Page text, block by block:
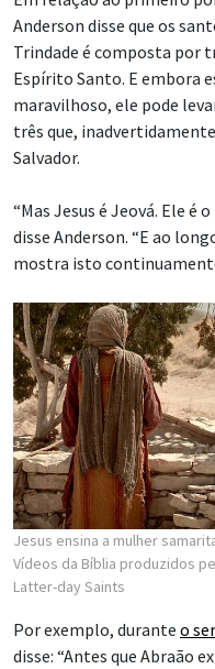
Anderson disse que os
Trindade é composta por
Espírito Santo. E embora
maravilhoso, ele pode
três que,
Salvador.
“Mas Jesus é Jeová. Ele é
disse Anderson. “E ao
mostra isto
Jesus ensina a mulher
Vídeos da Bíblia produzidos
Latter-day Saints
Por exemplo, durante o
disse: “Antes que Abraão